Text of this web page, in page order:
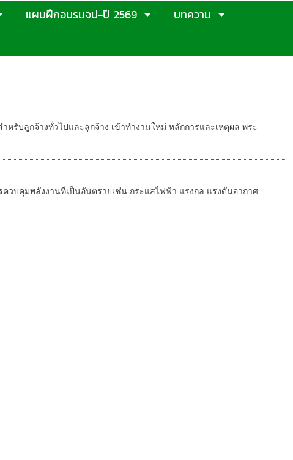
แผนฝึกอบรมจป-ปี 2569
บทความ
บลูกจ้างทั่วไปและลูกจ้าง เข้าทำงานใหม่ หลักการและเหตุผล พระ
ควบคุมพลังงานที่เป็นอันตรายเช่น กระแสไฟฟ้า แรงกล แรงดันอากาศ